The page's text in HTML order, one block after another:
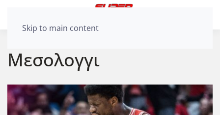
Skip to main content
Μεσολογγι